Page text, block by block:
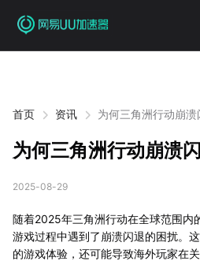
首页 资讯 为何三角洲行动崩溃
为何三角洲行动崩溃
2025-08-29
随着2025年三角洲行动在全球范围内
游戏过程中遇到了崩溃闪退的困扰。
的游戏体验，还可能导致海外玩家在